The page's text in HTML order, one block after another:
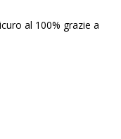
al 100% grazie a